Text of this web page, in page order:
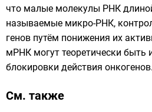
что малые молекулы РНК
называемые микро-РНК,
генов путём понижения их
мРНК могут теоретически быть
блокировки действия онкогенов.
См. также